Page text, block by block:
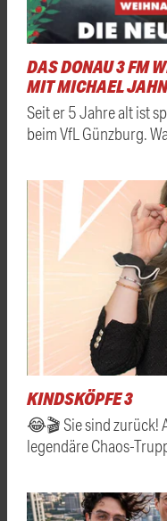
DAS DONAU 3 FM
MIT MICHAEL
Seit er 5 Jahre alt ist
beim VfL Günzburg.
KINDSKÖPFE 3
😂🎬 Sie sind zurück!
legendäre Chaos-